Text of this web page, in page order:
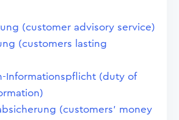
(customer advisory service)
(customers lasting
Informationspflicht (duty of
(customers' money